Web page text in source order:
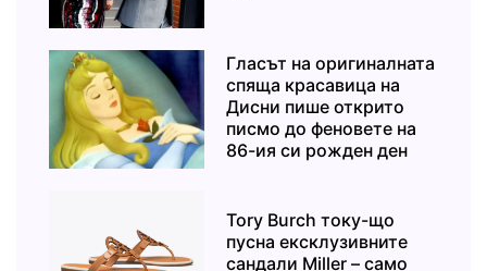
Гласът на оригиналната
спяща красавица на
Дисни пише открито
писмо до феновете на
86-ия си рожден ден
Tory Burch току-що
пусна ексклузивните
сандали Miller – само